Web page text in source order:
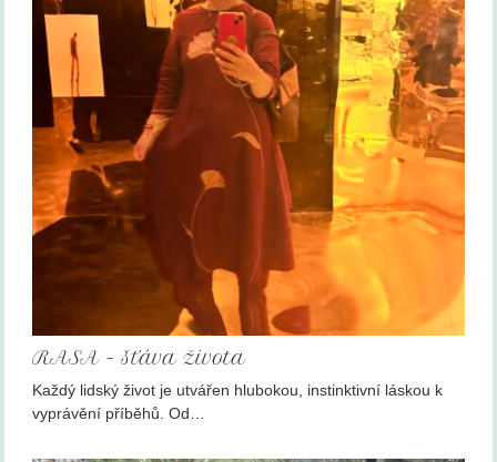
RASA - šťáva života
Každý lidský život je utvářen hlubokou, instinktivní láskou k
vyprávění příběhů. Od…